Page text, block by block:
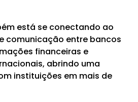
está se conectando ao
comunicação entre bancos
financeiras e
abrindo uma
instituições em mais de